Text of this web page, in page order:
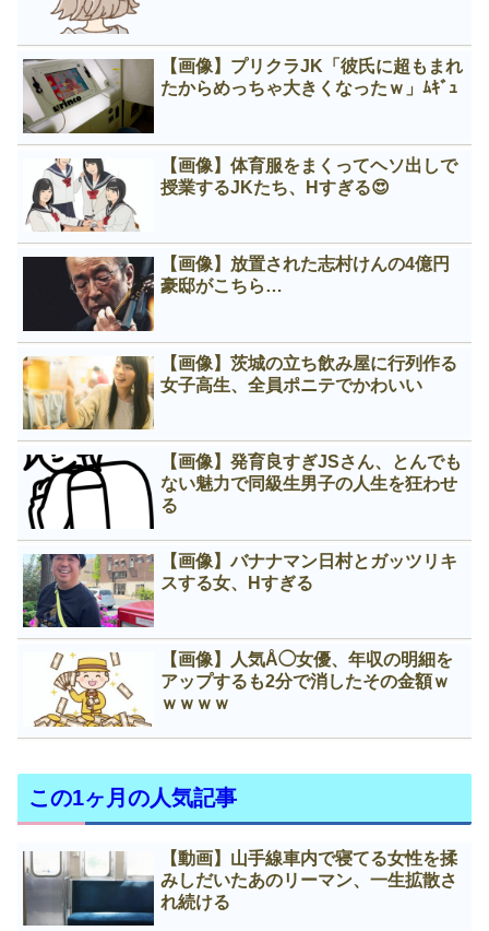
【画像】プリクラJK「彼氏に超もまれ
たからめっちゃ大きくなったｗ」ﾑｷﾞｭ
【画像】体育服をまくってヘソ出しで
授業するJKたち、Нすぎる😍
【画像】放置された志村けんの4億円
豪邸がこちら…
【画像】茨城の立ち飲み屋に行列作る
女子高生、全員ポニテでかわいい
【画像】発育良すぎJSさん、とんでも
ない魅力で同級生男子の人生を狂わせ
る
【画像】バナナマン日村とガッツリキ
スする女、Нすぎる
【画像】人気Å◯女優、年収の明細を
アップするも2分で消したその金額ｗ
ｗｗｗｗ
この1ヶ月の人気記事
【動画】山手線車内で寝てる女性を揉
みしだいたあのリーマン、一生拡散さ
れ続ける